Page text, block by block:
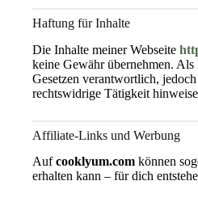
Haftung für Inhalte
Die Inhalte meiner Webseite
keine Gewähr übernehmen.
Gesetzen verantwortlich,
rechtswidrige Tätigkeit
Affiliate-Links und Werbung
Aufcooklyum.com können
erhalten kann – für dich